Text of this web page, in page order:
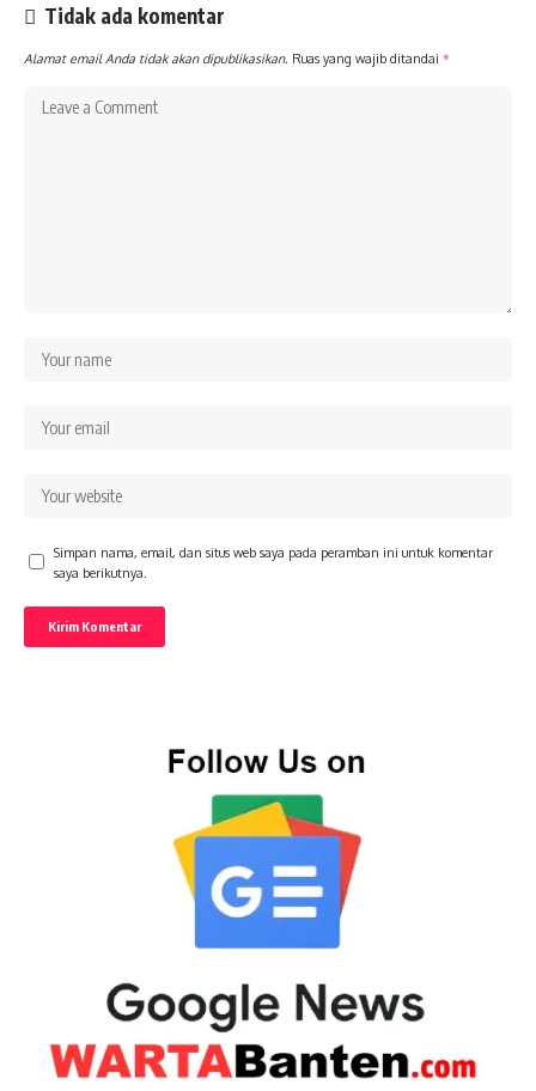
Tidak ada komentar
Alamat email Anda tidak akan dipublikasikan. Ruas yang wajib ditandai *
Simpan nama, email, dan situs web saya pada peramban ini untuk komentar
saya berikutnya.